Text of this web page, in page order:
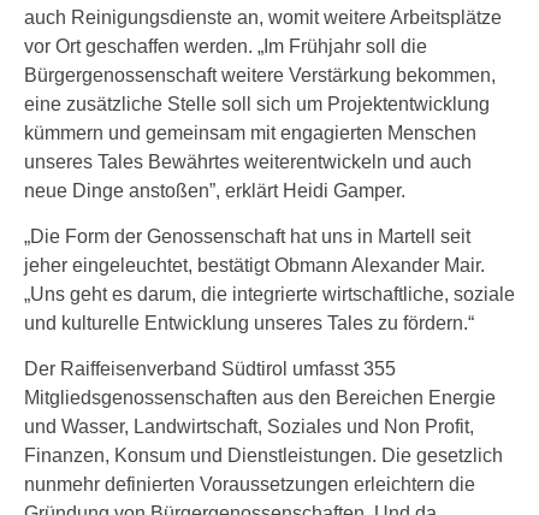
auch Reinigungsdienste an, womit weitere Arbeitsplätze
vor Ort geschaffen werden. „Im Frühjahr soll die
Bürgergenossenschaft weitere Verstärkung bekommen,
eine zusätzliche Stelle soll sich um Projektentwicklung
kümmern und gemeinsam mit engagierten Menschen
unseres Tales Bewährtes weiterentwickeln und auch
neue Dinge anstoßen”, erklärt Heidi Gamper.
„Die Form der Genossenschaft hat uns in Martell seit
jeher eingeleuchtet, bestätigt Obmann Alexander Mair.
„Uns geht es darum, die integrierte wirtschaftliche, soziale
und kulturelle Entwicklung unseres Tales zu fördern.“
Der Raiffeisenverband Südtirol umfasst 355
Mitgliedsgenossenschaften aus den Bereichen Energie
und Wasser, Landwirtschaft, Soziales und Non Profit,
Finanzen, Konsum und Dienstleistungen. Die gesetzlich
nunmehr definierten Voraussetzungen erleichtern die